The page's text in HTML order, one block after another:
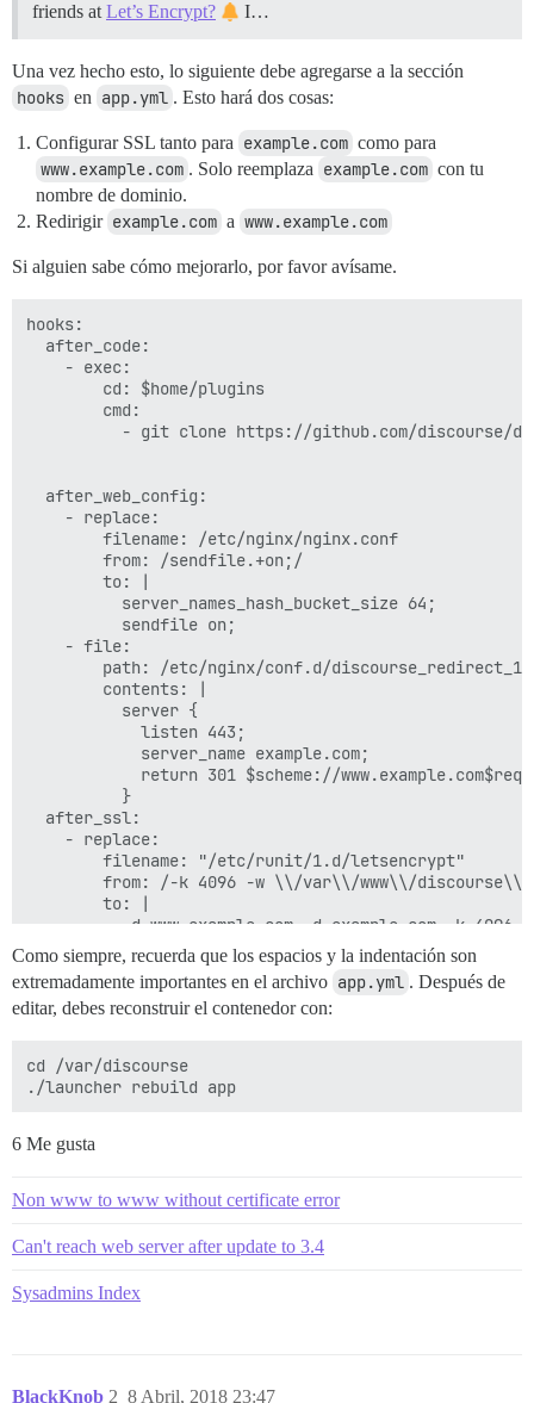
friends at Let’s Encrypt? I…
Una vez hecho esto, lo siguiente debe agregarse a la sección
hooks en app.yml . Esto hará dos cosas:
Configurar SSL tanto para example.com como para
www.example.com . Solo reemplaza example.com con tu
nombre de dominio.
Redirigir example.com a www.example.com
Si alguien sabe cómo mejorarlo, por favor avísame.
hooks:
  after_code:
    - exec:
        cd: $home/plugins
        cmd:
- git clone https://github.com/discourse/
  after_web_config:
    - replace:
        filename: /etc/nginx/nginx.conf
        from: /sendfile.+on;/
        to: |
          server_names_hash_bucket_size 64;
          sendfile on;
    - file:
path: /etc/nginx/conf.d/
        contents: |
          server {
            listen 443;
            server_name example.com;
return 301 $scheme://
          }
  after_ssl:
    - replace:
        filename: "/etc/runit/1.d/letsencrypt"
from: /-k 4096 -w \\/var\\/www\\/
        to: |
-d www.example.com -d example.com -k 4096
    - replace:
        filename: "/etc/runit/1.d/letsencrypt"
from: /-k 4096 --force -w \\/var\\/www\\/
-d www.example.com -d example.com -k 4096
    - replace:
        from: /return 301 https.+/
        to: |
        filename: "/etc/nginx/conf.d/discourse.conf"
        to: |
Como siempre, recuerda que los espacios y la indentación son
extremadamente importantes en el archivo app.yml . Después de
editar, debes reconstruir el contenedor con:
cd /var/discourse
6 Me gusta
Non www to www without certificate error
Can't reach web server after update to 3.4
Sysadmins Index
BlackKnob 8 Abril, 2018 23:47
2